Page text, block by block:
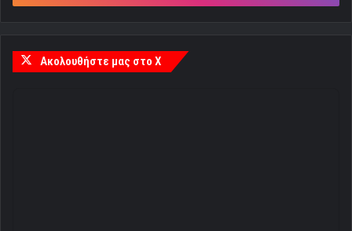
Ακολουθήστε μας στο X